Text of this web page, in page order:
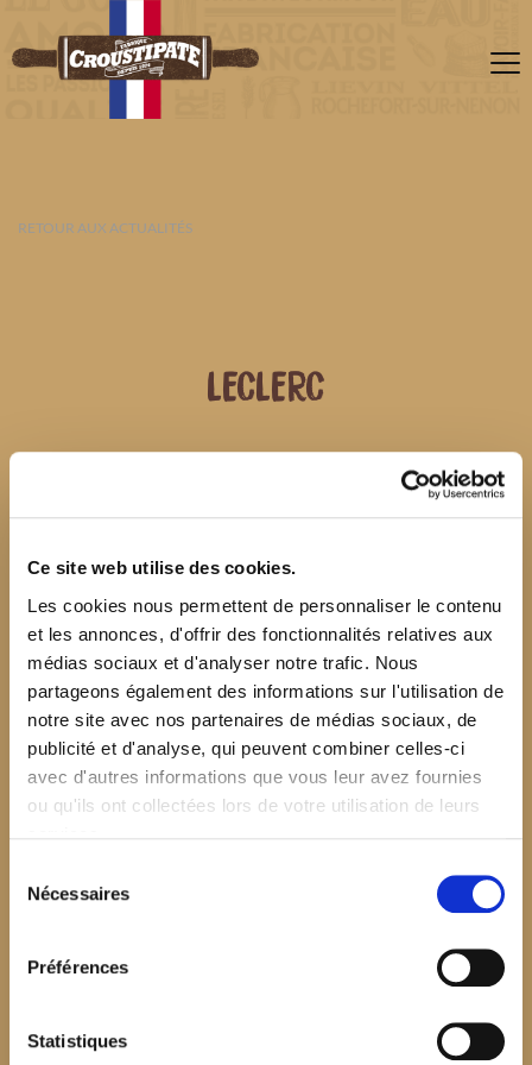
Ce site web utilise des cookies.
Les cookies nous permettent de personnaliser le contenu
et les annonces, d'offrir des fonctionnalités relatives aux
médias sociaux et d'analyser notre trafic. Nous
partageons également des informations sur l'utilisation de
notre site avec nos partenaires de médias sociaux, de
publicité et d'analyse, qui peuvent combiner celles-ci
avec d'autres informations que vous leur avez fournies
ou qu'ils ont collectées lors de votre utilisation de leurs
Nécessaires
Préférences
Statistiques
RETOUR AUX ACTUALITÉS
LECLERC